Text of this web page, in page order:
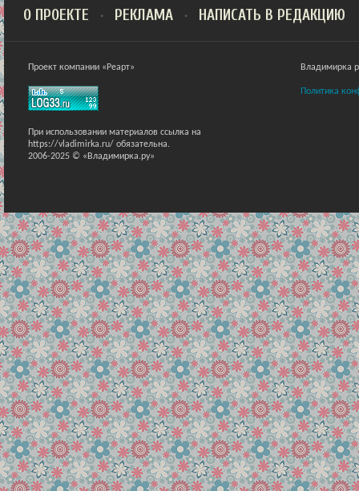
О ПРОЕКТЕ РЕКЛАМА НАПИСАТЬ В РЕДАКЦИЮ
Проект компании «Реарт»
При использовании материалов ссылка на
https://vladimirka.ru/ обязательна.
2006-2025 © «Владимирка.ру»
Владимирка
Политика